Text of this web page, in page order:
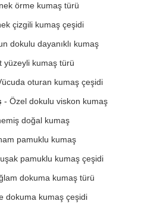
örme kumaş türü
çizgili kumaş çeşidi
dokulu dayanıklı kumaş
yüzeyli kumaş türü
oturan kumaş çeşidi
- Özel dokulu viskon kumaş
doğal kumaş
pamuklu kumaş
pamuklu kumaş çeşidi
dokuma kumaş türü
dokuma kumaş çeşidi